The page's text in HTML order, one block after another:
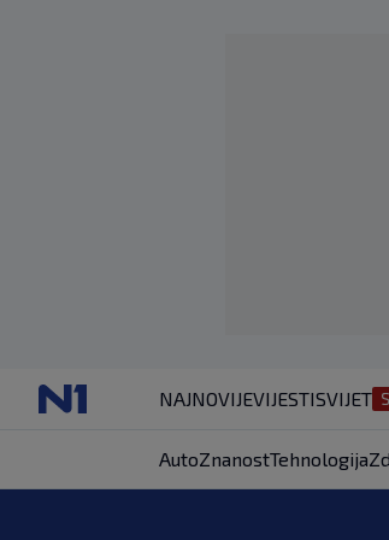
NAJNOVIJEVIJESTISVIJET
AutoZnanostTehnologija